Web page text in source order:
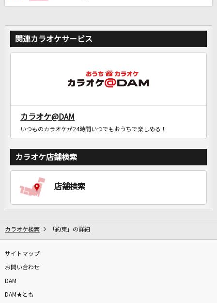
家族や友達と一緒に！練習にも！
関連カラオケサービス
カラオケ@DAM
いつものカラオケが24時間いつでもおうちで楽しめる！
カラオケ店舗検索
店舗検索
カラオケ検索 「約束」の詳細
サイトマップ
お問い合わせ
DAM
DAM★とも